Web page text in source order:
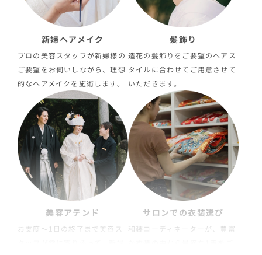
新婦ヘアメイク
プロの美容スタッフが新婦様の
ご要望をお伺いしながら、理想
的なヘアメイクを施術します。
髪飾り
造花の髪飾りをご要望のヘアス
タイルに合わせてご用意させて
いただきます。
美容アテンド
お支度〜1日の終了まで美容ス
サロンでの衣装選び
和装コーディネーターが、豊富